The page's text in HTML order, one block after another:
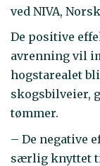
ved NIVA,
De positive
avrenning vil
hogstarealet
skogsbilveier,
tømmer.
– De negative
særlig knyttet